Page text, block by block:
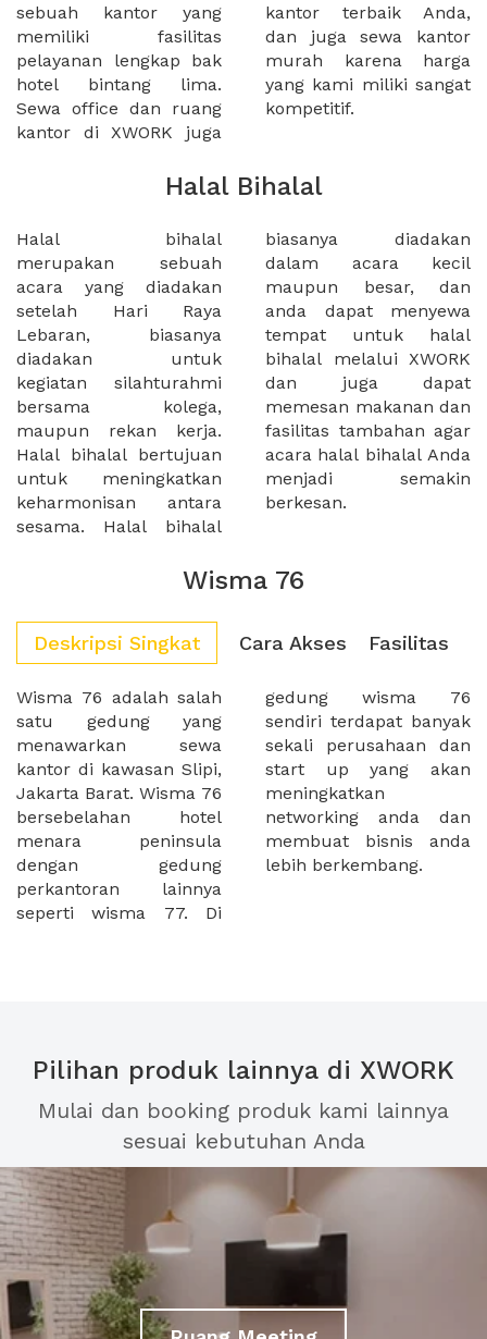
sebuah kantor yang
memiliki fasilitas
pelayanan lengkap bak
hotel bintang lima.
Sewa office dan ruang
kantor di XWORK juga
kantor terbaik Anda,
dan juga sewa kantor
murah karena harga
yang kami miliki sangat
kompetitif.
Halal Bihalal
Halal bihalal
merupakan sebuah
acara yang diadakan
setelah Hari Raya
Lebaran, biasanya
diadakan untuk
kegiatan silahturahmi
bersama kolega,
maupun rekan kerja.
Halal bihalal bertujuan
untuk meningkatkan
keharmonisan antara
sesama. Halal bihalal
biasanya diadakan
dalam acara kecil
maupun besar, dan
anda dapat menyewa
tempat untuk halal
bihalal melalui XWORK
dan juga dapat
memesan makanan dan
fasilitas tambahan agar
acara halal bihalal Anda
menjadi semakin
berkesan.
Wisma 76
Deskripsi Singkat Cara Akses Fasilitas
Wisma 76 adalah salah
satu gedung yang
menawarkan sewa
kantor di kawasan Slipi,
Jakarta Barat. Wisma 76
bersebelahan hotel
menara peninsula
dengan gedung
perkantoran lainnya
seperti wisma 77. Di
gedung wisma 76
sendiri terdapat banyak
sekali perusahaan dan
start up yang akan
meningkatkan
networking anda dan
membuat bisnis anda
lebih berkembang.
Pilihan produk lainnya di XWORK
Mulai dan booking produk kami lainnya
sesuai kebutuhan Anda